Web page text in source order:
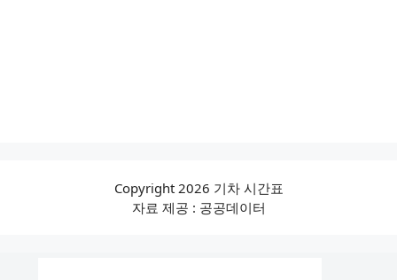
Copyright 2026 기차 시간표
자료 제공 : 공공데이터